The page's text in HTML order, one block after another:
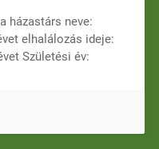
házastárs neve:
elhalálozás ideje:
Születési év: